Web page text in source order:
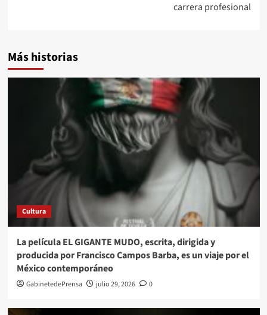
carrera profesional
Más historias
Cultura
La película EL GIGANTE MUDO, escrita, dirigida y
producida por Francisco Campos Barba, es un viaje por el
México contemporáneo
GabinetedePrensa julio 29, 2026 0